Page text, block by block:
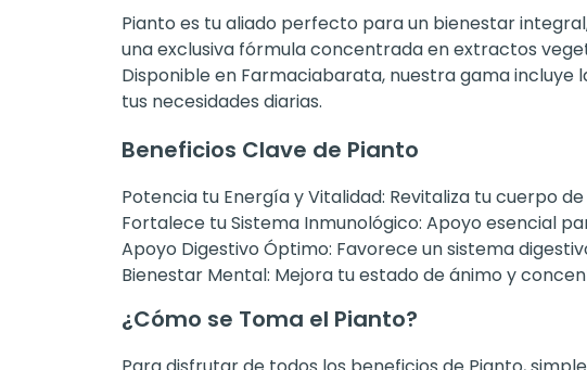
Pianto es tu aliado perfecto para un bienestar
una exclusiva fórmula concentrada en extractos
Disponible en Farmaciabarata, nuestra gama
tus necesidades diarias.
Beneficios Clave de Pianto
Potencia tu Energía y Vitalidad: Revitaliza tu cuerpo
Fortalece tu Sistema Inmunológico: Apoyo esencial
Apoyo Digestivo Óptimo: Favorece un sistema
Bienestar Mental: Mejora tu estado de ánimo y
¿Cómo se Toma el Pianto?